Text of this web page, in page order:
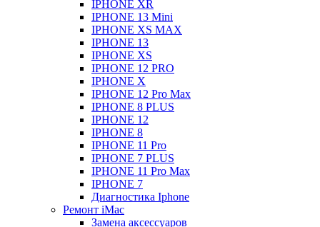
IPHONE XR
IPHONE 13 Mini
IPHONE XS MAX
IPHONE 13
IPHONE XS
IPHONE 12 PRO
IPHONE X
IPHONE 12 Pro Max
IPHONE 8 PLUS
IPHONE 12
IPHONE 8
IPHONE 11 Pro
IPHONE 7 PLUS
IPHONE 11 Pro Max
IPHONE 7
Диагностика Iphone
Ремонт iMac
Замена аксессуаров